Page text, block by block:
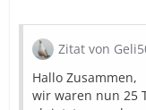
Zitat von
Hallo Zusammen,
wir waren nun 25